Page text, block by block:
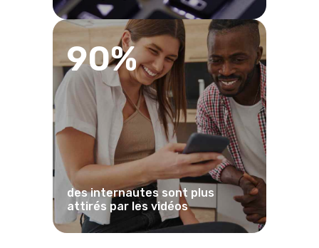
90%
des internautes sont plus
attirés par les vidéos